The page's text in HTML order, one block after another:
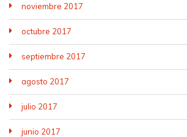
noviembre 2017
octubre 2017
septiembre 2017
agosto 2017
julio 2017
junio 2017